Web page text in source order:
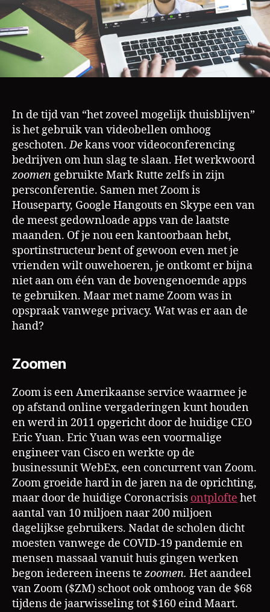
In de tijd van “het zoveel mogelijk thuisblijven”
is het gebruik van videobellen omhoog
geschoten.Dekans voor videoconferencing
bedrijven om hun slag te slaan. Het werkwoord
zoomengebruikte Mark Rutte zelfs in zijn
persconferentie. Samen met Zoom is
Houseparty, Google Hangouts en Skype een van
de meest gedownloade apps van de laatste
maanden. Of je nou een kantoorbaan hebt,
sportinstructeur bent of gewoon even met je
vrienden wilt ouwehoeren, je ontkomt er bijna
niet aan om één van de bovengenoemde apps
te gebruiken. Maar met name Zoom was in
opspraak vanwege privacy. Wat was er aan de
hand?
Zoomen
Zoom is een Amerikaanse service waarmee je
op afstand online vergaderingen kunt houden
en werd in 2011 opgericht door de huidige CEO
Eric Yuan. Eric Yuan was een voormalige
engineer van Cisco en werkte op de
businessunit WebEx, een concurrent van Zoom.
Zoom groeide hard in de jaren na de oprichting,
maar door de huidige Coronacrisis ontplofte het
aantal van 10 miljoen naar 200 miljoen
dagelijkse gebruikers. Nadat de scholen dicht
moesten vanwege de COVID-19 pandemie en
mensen massaal vanuit huis gingen werken
begon iedereen ineens te zoomen. Het aandeel
van Zoom ($ZM) schoot ook omhoog van de $68
tijdens de jaarwisseling tot $160 eind Maart.